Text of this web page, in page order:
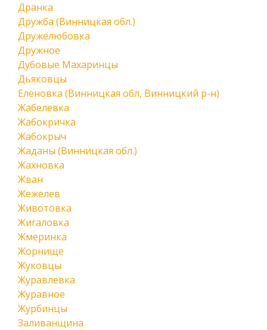
Дранка
Дружба (Винницкая обл.)
Дружелюбовка
Дружное
Дубовые Махаринцы
Дьяковцы
Еленовка (Винницкая обл, Винницкий р-н)
Жабелевка
Жабокричка
Жабокрыч
Жаданы (Винницкая обл.)
Жахновка
Жван
Жежелев
Животовка
Жигаловка
Жмеринка
Жорнище
Жуковцы
Журавлевка
Журавное
Журбинцы
Заливанщина